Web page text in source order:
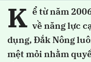
K ể từ năm
về năng lực
dụng, Đắk Nông
mệt mỏi nhằm